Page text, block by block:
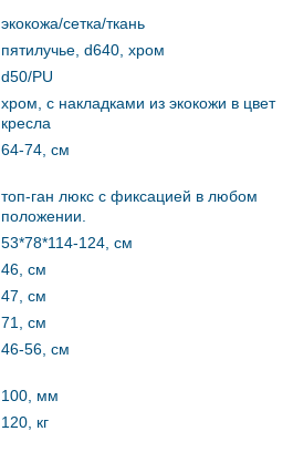
экокожа/сетка/ткань
пятилучье, d640, хром
d50/PU
хром, с накладками из экокожи в цвет
кресла
64-74, см
топ‑ган люкс с фиксацией в любом
положении.
53*78*114-124, см
46, см
47, см
71, см
46-56, см
100, мм
120, кг